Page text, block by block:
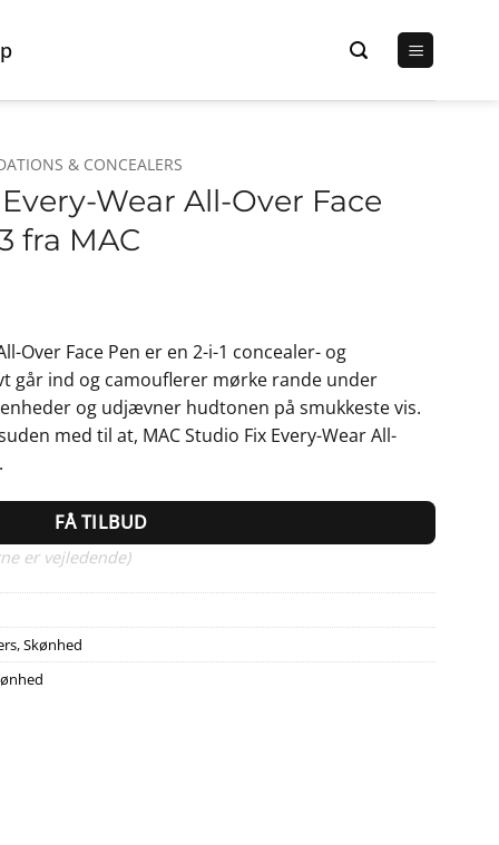
& CONCEALERS
Wear All-Over Face
fra MAC
Over Face Pen er en 2-i-1 concealer- og
går ind og camouflerer mørke rande under
og udjævner hudtonen på smukkeste vis.
med til at, MAC Studio Fix Every-Wear All-
FÅ TILBUD
er vejledende)
,Skønhed